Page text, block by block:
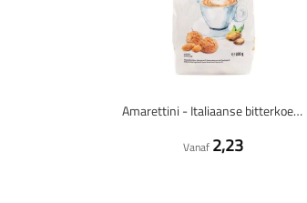
Amarettini - Italiaanse bitterkoekjes - 200 gram
Vanaf 2,23